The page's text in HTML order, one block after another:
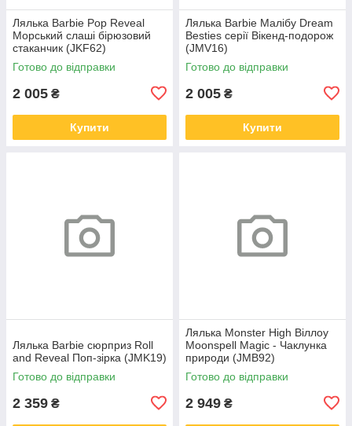
Лялька Barbie Pop Reveal
Морський слаші бірюзовий
стаканчик (JKF62)
Готово до відправки
2 005 ₴
Купити
Лялька Barbie Малібу Dream
Besties серії Вікенд-подорож
(JMV16)
Готово до відправки
2 005 ₴
Купити
Лялька Barbie сюрприз Roll
and Reveal Поп-зірка (JMK19)
Готово до відправки
2 359 ₴
Лялька Monster High Віллоу
Moonspell Magic - Чаклунка
природи (JMB92)
Готово до відправки
2 949 ₴